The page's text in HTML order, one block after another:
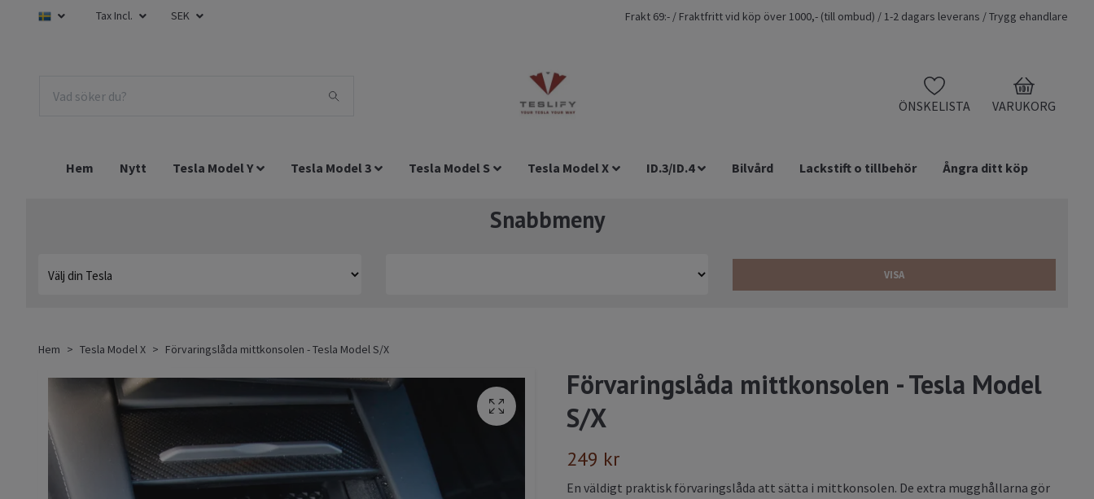
Tax Incl. SEK Frakt 69:- / Fraktfritt vid köp över 1000,- (till ombud) / 1-2 dagars leverans / Trygg ehandlare
ÖNSKELISTA
0
VARUKORG
Hem Nytt Tesla Model Y Tesla Model 3 Tesla Model S Tesla Model X ID.3/ID.4 Bilvård Lackstift o tillbehör Ångra ditt köp
Snabbmeny
VISA
Hem Tesla Model X Förvaringslåda mittkonsolen - Tesla Model S/X
Förvaringslåda mittkonsolen - Tesla Model
S/X
249 kr
En väldigt praktisk förvaringslåda att sätta i mittkonsolen. De extra mugghållarna gör